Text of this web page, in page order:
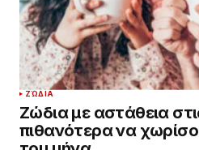
ΖΏΔΙΑ
Ζώδια με αστάθεια
πιθανότερα να